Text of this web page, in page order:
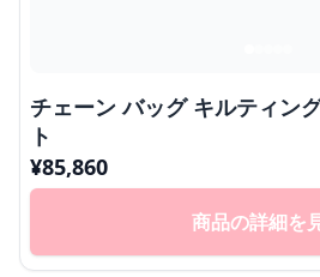
チェーン バッグ キルティン
ト
¥85,860
商品の詳細を